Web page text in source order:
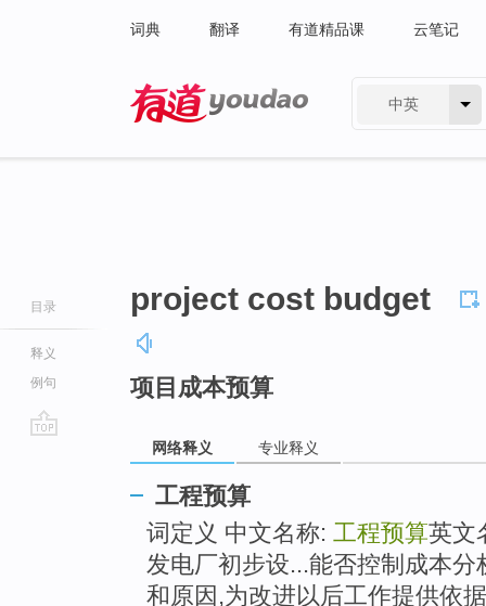
词典 翻译 有道精品课 云笔记
中英
目录
释义
例句
project cost budget
项目成本预算
网络释义 专业释义
工程预算
词定义 中文名称: 工程预算英文
发电厂初步设...能否控制成本
和原因,为改进以后工作提供依